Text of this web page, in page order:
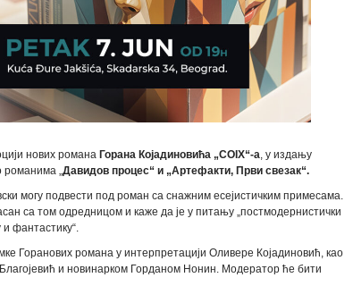
нових романаГорана Којадиновића „COIX“-a, у издању
романима „Давидов процес“ и „Артефакти, Први свезак“.
могу подвести под роман са снажним есејистичким примесама.
са том одредницом и каже да је у питању „постмодернистички
фантастику“.
Горанових романа у интерпретацији Оливере Којадиновић, као
и новинарком Горданом Нонин. Модератор ће бити